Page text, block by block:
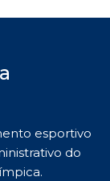
esportivo
do